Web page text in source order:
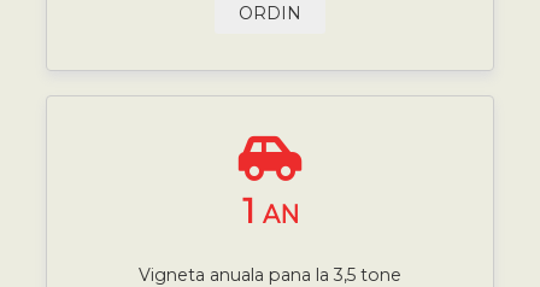
ORDIN
1 AN
Vigneta anuala pana la 3,5 tone